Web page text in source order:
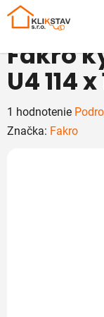
Prejsť
Fakro
U4 114
Priemerné
hodnotenie
1 hodnotenie
Značka: Fakro